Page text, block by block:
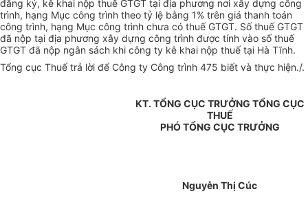
đăng ký, kê khai nộp thuế GTGT tại địa phương nơi xây dựng công
trình, hạng Mục công trình theo tỷ lệ bằng 1% trên giá thanh toán
công trình, hạng Mục công trình chưa có thuế GTGT. Số thuế GTGT
đã nộp tại địa phương xây dựng công trình được tính vào số thuế
GTGT đã nộp ngân sách khi công ty kê khai nộp thuế tại Hà Tĩnh.
Tổng cục Thuế trả lời để Công ty Công trình 475 biết và thực hiện./.
KT. TỔNG CỤC TRƯỞNG TỔNG CỤC
THUẾ
PHÓ TỔNG CỤC TRƯỞNG
Nguyễn Thị Cúc